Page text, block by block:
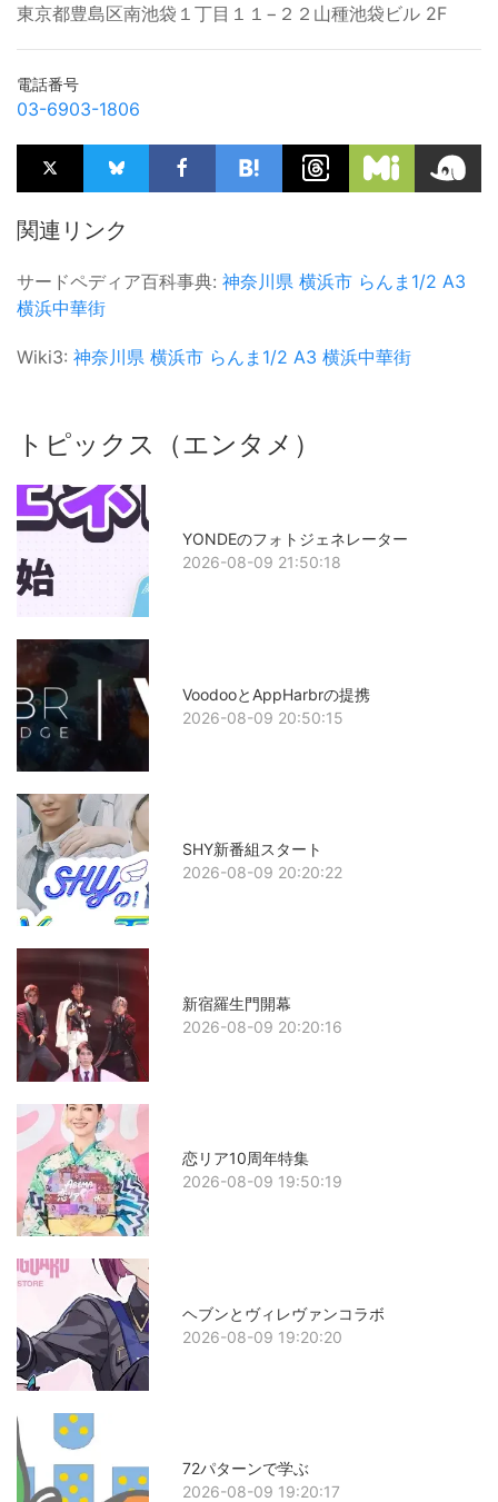
東京都豊島区南池袋１丁目１１−２２山種池袋ビル 2F
電話番号
03-6903-1806
関連リンク
サードペディア百科事典: 神奈川県 横浜市 らんま1/2 A3
横浜中華街
Wiki3: 神奈川県 横浜市 らんま1/2 A3 横浜中華街
トピックス（エンタメ）
YONDEのフォトジェネレーター
2026-08-09 21:50:18
VoodooとAppHarbrの提携
2026-08-09 20:50:15
SHY新番組スタート
2026-08-09 20:20:22
新宿羅生門開幕
2026-08-09 20:20:16
恋リア10周年特集
2026-08-09 19:50:19
ヘブンとヴィレヴァンコラボ
2026-08-09 19:20:20
72パターンで学ぶ
2026-08-09 19:20:17